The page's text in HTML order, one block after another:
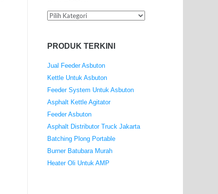
Kategori
PRODUK TERKINI
Jual Feeder Asbuton
Kettle Untuk Asbuton
Feeder System Untuk Asbuton
Asphalt Kettle Agitator
Feeder Asbuton
Asphalt Distributor Truck Jakarta
Batching Plong Portable
Burner Batubara Murah
Heater Oli Untuk AMP